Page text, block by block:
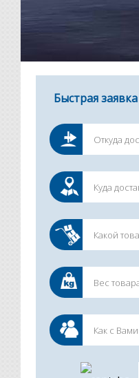
Быстрая заявка